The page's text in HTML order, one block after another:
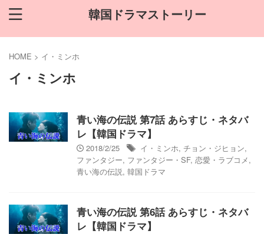
韓国ドラマストーリー
HOME > イ・ミンホ
イ・ミンホ
青い海の伝説 第7話 あらすじ・ネタバ
レ【韓国ドラマ】
2018/2/25 イ・ミンホ, チョン・ジヒョン,
ファンタジー, ファンタジー・SF, 恋愛・ラブコメ,
青い海の伝説, 韓国ドラマ
青い海の伝説 第6話 あらすじ・ネタバ
レ【韓国ドラマ】